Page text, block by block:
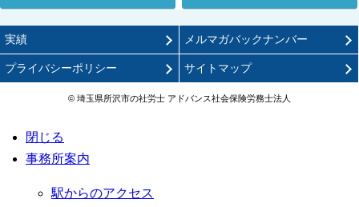
お電
実績 メルマガバックナンバー
プライバシーポリシー サイトマップ
© 埼玉県所沢市の社労士 アドバンス社会保険労務士法人
閉じる
事務所案内
駅からのアクセス